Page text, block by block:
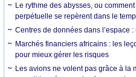
Le rythme des abysses, ou
perpétuelle se repèrent dans le
Centres de données dans l’espace
Marchés financiers africains : les
pour mieux gérer les risques
Les avions ne volent pas grâce à la